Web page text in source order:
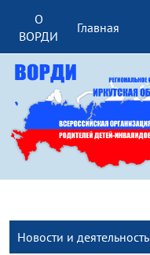
О
ВОРДИ
Главная
Новости и деятельность